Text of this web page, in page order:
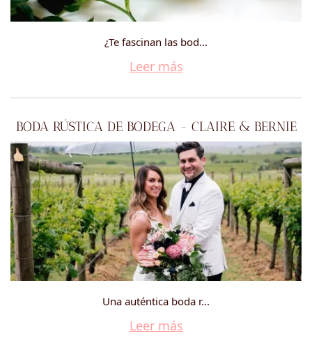
¿Te fascinan las bod...
Leer más
BODA RÚSTICA DE BODEGA - CLAIRE & BERNIE
Una auténtica boda r...
Leer más